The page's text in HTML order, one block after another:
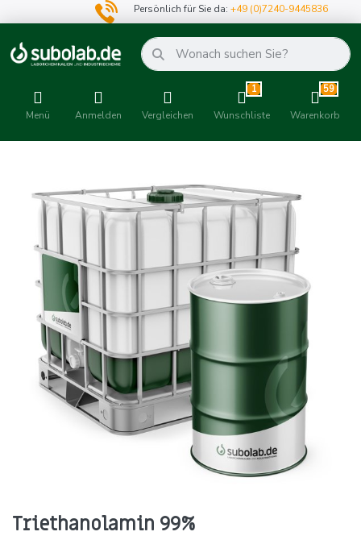
Persönlich für Sie da:+49 (0)7240-9445836
Menü Anmelden Vergleichen
1
Wunschliste
59
Warenkorb
Triethanolamin 99%